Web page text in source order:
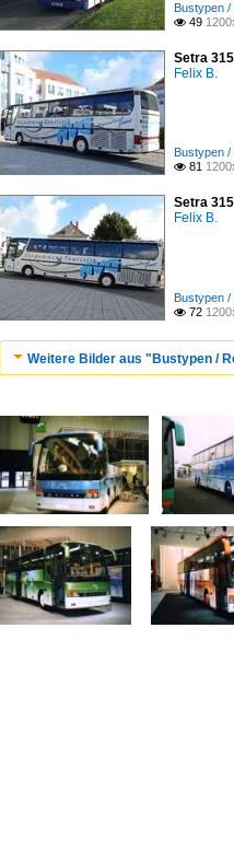
Bustypen /
 49
Setra
Felix B.
Bustypen /
 81
Setra
Felix B.
Bustypen /
 72
Weitere Bilder aus "Bustypen /